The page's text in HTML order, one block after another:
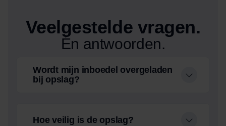
Veelgestelde vragen.
Én antwoorden.
Wordt mijn inboedel overgeladen
bij opslag?
Hoe veilig is de opslag?